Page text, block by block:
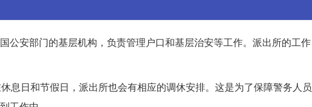
公安部门的基层机构，负责管理户口和基层治安等工作。派出所的工作
息日和节假日，派出所也会有相应的调休安排。这是为了保障警务人员